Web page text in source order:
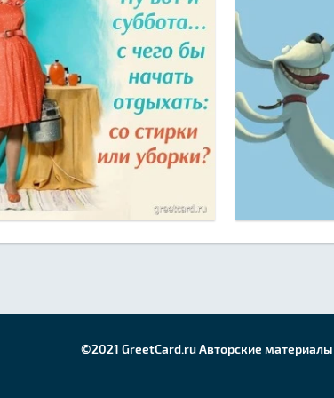
©2021 GreetCard.ru Авторские